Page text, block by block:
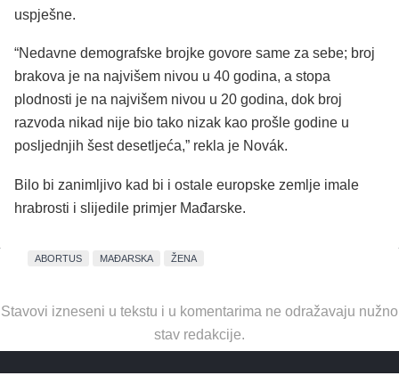
uspješne.
“Nedavne demografske brojke govore same za sebe; broj
brakova je na najvišem nivou u 40 godina, a stopa
plodnosti je na najvišem nivou u 20 godina, dok broj
razvoda nikad nije bio tako nizak kao prošle godine u
posljednjih šest desetljeća,” rekla je Novák.
Bilo bi zanimljivo kad bi i ostale europske zemlje imale
hrabrosti i slijedile primjer Mađarske.
ABORTUS MAĐARSKA ŽENA
Stavovi izneseni u tekstu i u komentarima ne odražavaju nužno
stav redakcije.